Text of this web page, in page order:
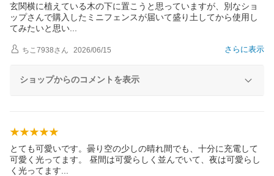
玄関横に植えている木の下に置こうと思っていますが、別なショ
ップさんで購入したミニフェンスが届いて盛り土してから使用し
てみたいと思い
さらに表示
ちこ7938さん 2026/06/15
ショップからのコメントを表示
とても可愛いです。曇り空の少しの晴れ間でも、十分に充電して
可愛く光ってます。 昼間は可愛らしく並んでいて、夜は可愛らし
く光ってます